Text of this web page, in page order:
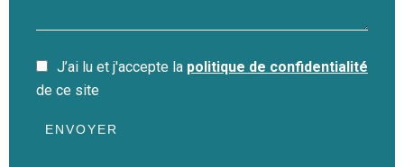
J’ai lu et j'accepte la politique de confidentialité
de ce site
ENVOYER